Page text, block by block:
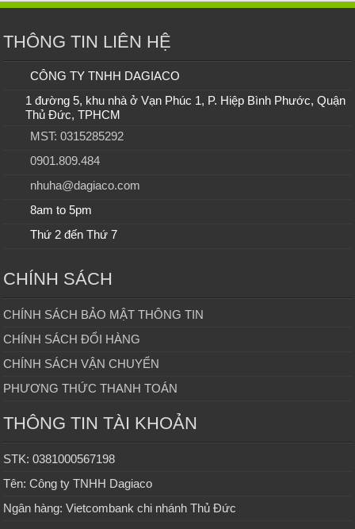
THÔNG TIN LIÊN HỆ
CÔNG TY TNHH DAGIACO
1 đường 5, khu nhà ở Vạn Phúc 1, P. Hiệp Bình Phước, Quận
Thủ Đức, TPHCM
MST: 0315285292
0901.809.484
nhuha@dagiaco.com
8am to 5pm
Thứ 2 đến Thứ 7
CHÍNH SÁCH
CHÍNH SÁCH BẢO MẬT THÔNG TIN
CHÍNH SÁCH ĐỔI HÀNG
CHÍNH SÁCH VẬN CHUYỂN
PHƯƠNG THỨC THANH TOÁN
THÔNG TIN TÀI KHOẢN
STK: 0381000567198
Tên: Công ty TNHH Dagiaco
Ngân hàng: Vietcombank chi nhánh Thủ Đức